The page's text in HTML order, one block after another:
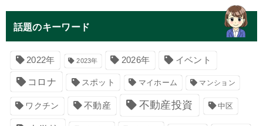
話題のキーワード
2022年 2023年 2026年 イベント
コロナ スポット マイホーム マンション
ワクチン 不動産 不動産投資 中区